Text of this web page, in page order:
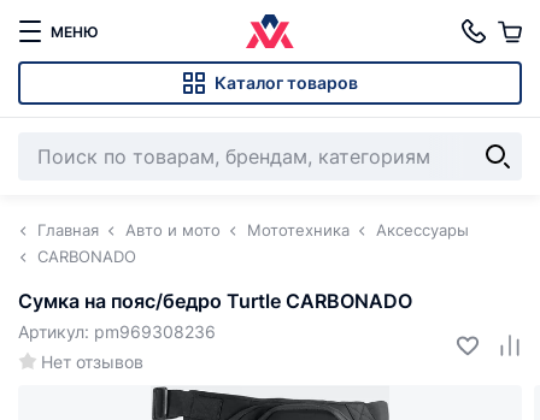
МЕНЮ
Каталог товаров
Главная Авто и мото Мототехника
Аксессуары
CARBONADO
Сумка на пояс/бедро Turtle CARBONADO
Нет отзывов
Артикул: pm969308236